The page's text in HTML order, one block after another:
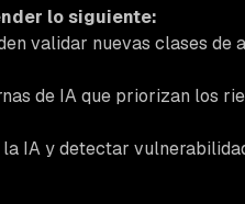
lo siguiente:
validar nuevas clases de
de IA que priorizan los
IA y detectar